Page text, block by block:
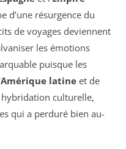
d’une résurgence du
de voyages deviennent
les émotions
puisque les
Amérique latine et de
culturelle,
qui a perduré bien au-